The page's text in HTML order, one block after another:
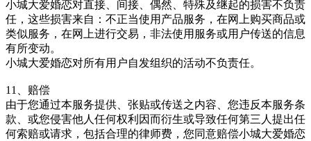
小城大爱婚恋对直接、间接、偶然、特殊及继起的损害不负责
任，这些损害来自：不正当使用产品服务，在网上购买商品或
类似服务，在网上进行交易，非法使用服务或用户传送的信息
有所变动。
小城大爱婚恋对所有用户自发组织的活动不负责任。
11、赔偿
由于您通过本服务提供、张贴或传送之内容、您违反本服务条
款、或您侵害他人任何权利因而衍生或导致任何第三人提出任
何索赔或请求，包括合理的律师费，您同意赔偿小城大爱婚恋